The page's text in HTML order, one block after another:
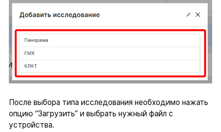
После выбора типа исследования необходимо нажать
опцию “Загрузить” и выбрать нужный файл с
устройства.